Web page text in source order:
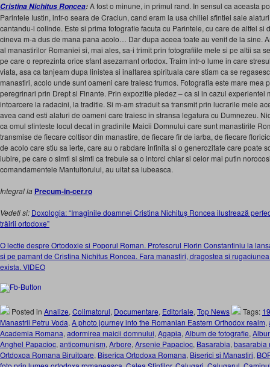
Cristina Nichitus Roncea:A fost o minune, in primul rand. In sensul ca aceasta
Parintele Iustin, intr-o seara de Craciun, cand eram la usa chiliei sfintiei sale
cantandu-i colinde. Este si prima fotografie facuta cu Parintele, cu care de altfel si
cineva m-a dus de mana pana acolo… Dar dupa aceea toate au venit de la sine.
al manastirilor Romaniei si, mai ales, sa-i trimit prin fotografiile mele si pe altii sa
pe care o reprezinta orice sfant asezamant ortodox. Traim intr-o lume in care
viata, asa ca tanjeam dupa linistea si inaltarea spirituala care stiam ca se
manastiri, acolo unde sunt oameni care traiesc frumos. Fotografia este mare mea
peregrinari prin Drept si Finante. Prin expozitie pledez – ca si in cazul experientei
intoarcere la radacini, la traditie. Si m-am straduit sa transmit prin lucrarile mele
avea cand esti alaturi de oameni care traiesc in stransa legatura cu Dumnezeu.
ca omul sfinteste locul decat in gradinile Maicii Domnului care sunt manastirile
transmise de fiecare coltisor din manastire, de fiecare fir de iarba, de fiecare
de acolo care stiu sa ierte, care au o rabdare infinita si o generozitate care poate
iubire, pe care o simti si simti ca trebuie sa o intorci chiar si celor mai putin
comandamentele Mantuitorului, au uitat sa iubeasca.
Integral la Precum-in-cer.ro
Vedeti si: Doxologia: “Imaginile doamnei Cristina Nichituş Roncea ilustrează
trăirii ortodoxe”
O lectie despre Ortodoxie si Poporul Roman. Profesorul Florin Constantiniu la
si pe pamant de Cristina Nichitus Roncea. Fara manastiri, dragostea si
exista. VIDEO
Posted in Analize, Colimatorul, Documentare, Editoriale, Top News Tags:
Manastrii Petru Voda, A photo journey into the Romanian Eastern Orthodox realm,
Academia Romana, adormirea maicii domnului, Agapia, Album de fotografie,
Anghel Papacioc, anticomunism, Arbore, Arsenie Papacioc, Basarabia, basarabia
Ortdoxoa Romana Biruitoare, Biserica Ortodoxa Romana, Biserici si Manastiri,